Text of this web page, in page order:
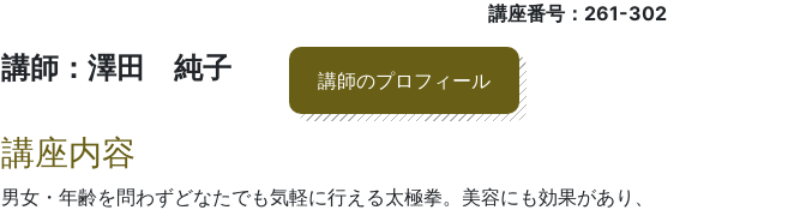
講座番号：261-302
講師：澤田 純子 講師のプロフィール
講座内容
男女・年齢を問わずどなたでも気軽に行える太極拳。美容にも効果があり、